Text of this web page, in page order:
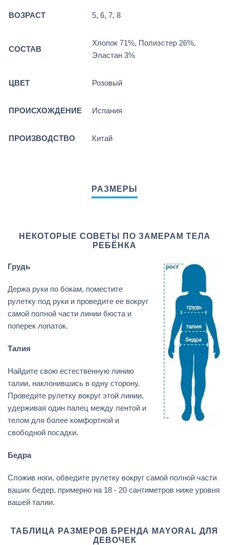
ВОЗРАСТ 5, 6, 7, 8
СОСТАВ
Хлопок 71%, Полиэстер 26%,
Эластан 3%
ЦВЕТ Розовый
ПРОИСХОЖДЕНИЕ Испания
ПРОИЗВОДСТВО Китай
НЕКОТОРЫЕ СОВЕТЫ ПО ЗАМЕРАМ ТЕЛА
РЕБЁНКА
Грудь
Держа руки по бокам, поместите
рулетку под руки и проведите ее вокруг
самой полной части линии бюста и
поперек лопаток.
Талия
Найдите свою естественную линию
талии, наклонившись в одну сторону.
Проведите рулетку вокруг этой линии,
удерживая один палец между лентой и
телом для более комфортной и
свободной посадки.
Бедра
Сложив ноги, обведите рулетку вокруг самой полной части
ваших бедер, примерно на 18 - 20 сантиметров ниже уровня
вашей талии.
ТАБЛИЦА РАЗМЕРОВ БРЕНДА MAYORAL ДЛЯ
ДЕВОЧЕК